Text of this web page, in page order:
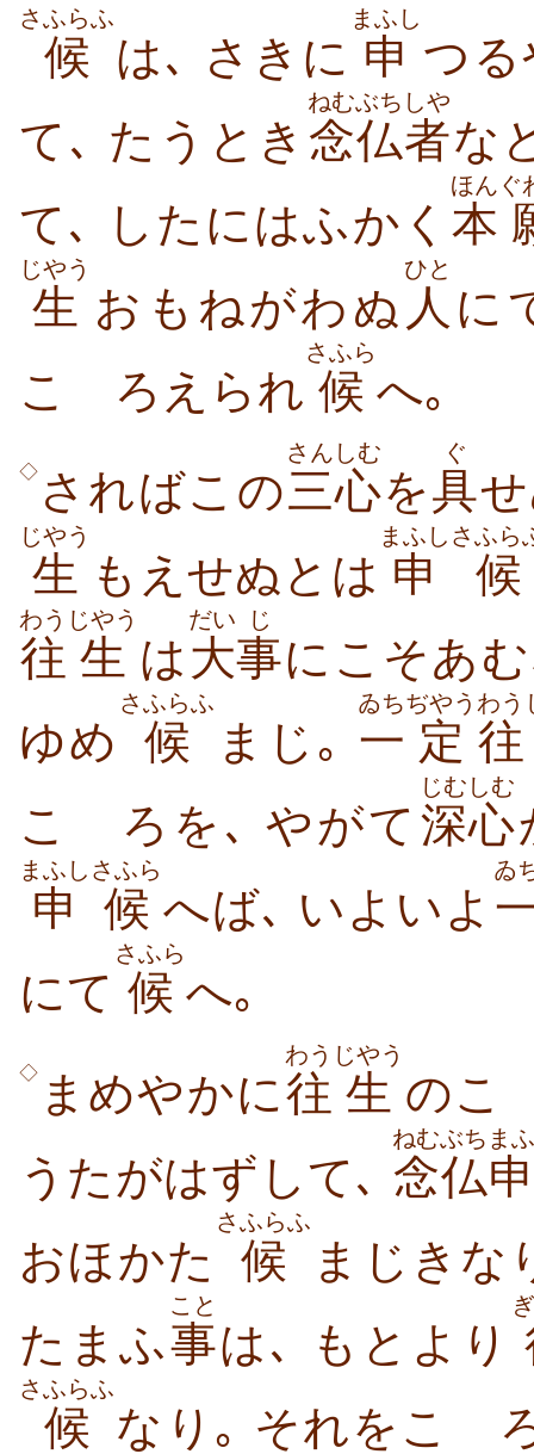
候
さふらふ
は､ さきに 申
まふし
つる
て､ たうとき 念仏
ねむぶち
者
しや
な
て､ したにはふかく 本
ほん ぐ
生
じやう
おもねがわぬ 人
ひと
に
こゝろえられ 候
さふら
へ｡
◇ さればこの三心
さんしむ
を具
ぐ
生
じやう
もえせぬとは 申
まふし
候
さふら
往
わう
生
じやう
は大
だい
事
じ
にこそあ
ゆめ
候
さふらふ
まじ｡ 一
ゐち
定
ぢやう
往
わう
こゝろを､ やがて 深心
じむしむ
申
まふし
候
さふら
へば､ いよいよ
ゐ
にて 候
さふら
へ｡
◇ まめやかに往
わう
生
じやう
のこ
うたがはずして､ 念仏
ねむぶち
申
まふ
おほかた 候
さふらふ
まじきな
たまふ事
こと
は､ もとより
候
さふらふ
なり｡ それをこゝ